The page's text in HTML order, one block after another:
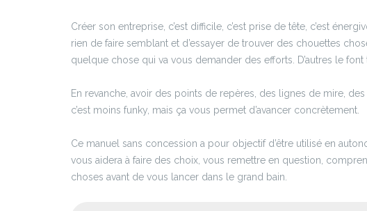
Créer son entreprise, c’est difficile, c’est prise de tête, c’est
rien de faire semblant et d’essayer de trouver des chouettes
quelque chose qui va vous demander des efforts. D’autres le font
En revanche, avoir des points de repères, des lignes de mire, des
c’est moins funky, mais ça vous permet d’avancer concrètement.
Ce manuel sans concession a pour objectif d’être utilisé en
vous aidera à faire des choix, vous remettre en question,
choses avant de vous lancer dans le grand bain.